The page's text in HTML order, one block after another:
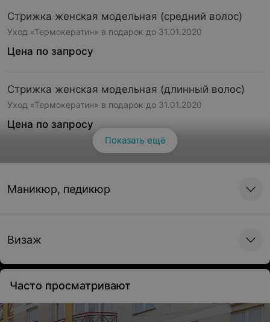
Стрижка женская модельная (средний волос)
Уход «Термокератин» в подарок до 31.01.2020
Цена по запросу
Стрижка женская модельная (длинный волос)
Уход «Термокератин» в подарок до 31.01.2020
Цена по запросу
Стрижка женская модельная (очень длинный
Уход «Термокератин» в подарок до 31.01.2020
Цена по запросу
Стрижка кончиков
Смотреть все
Показать ещё
Маникюр, педикюр
Визаж
Часто просматривают